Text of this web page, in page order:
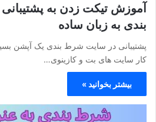
آموزش تیکت زدن به
بندی به زبان ساده
پشتیبانی در سایت شرط بندی یک آپشن
کار سایت های بت و کازینوی…
بیشتر بخوانید »